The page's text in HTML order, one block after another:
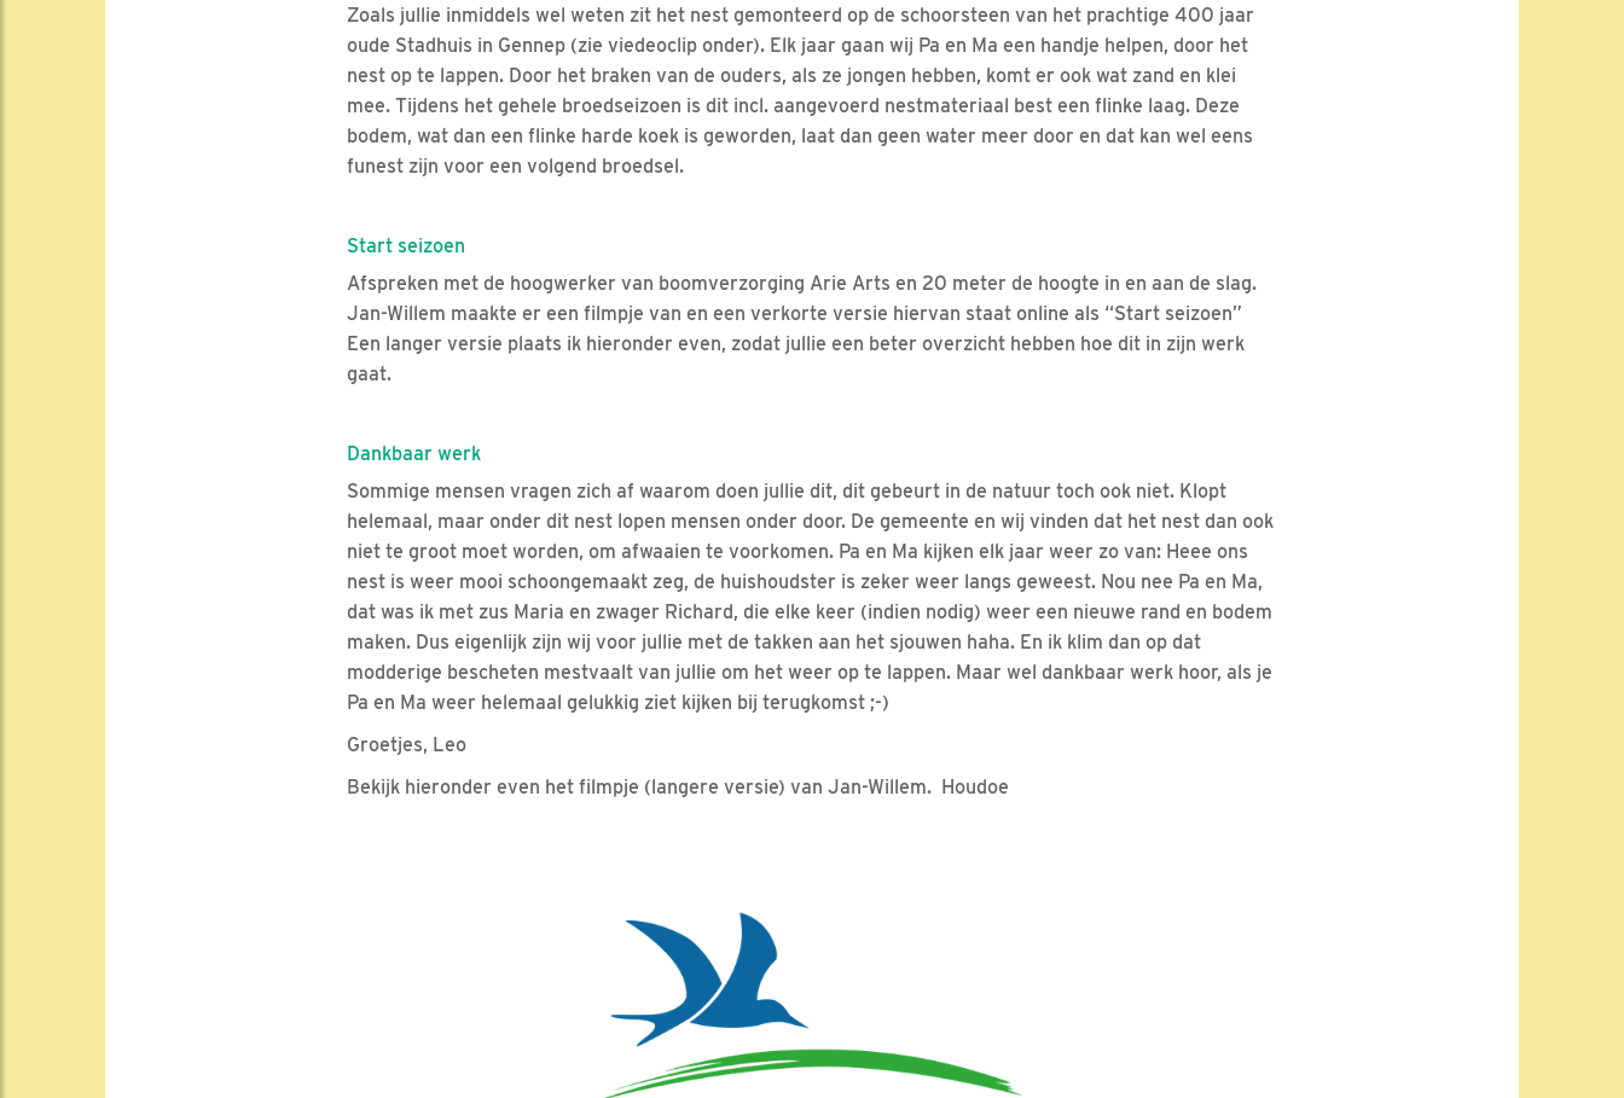
Zoals jullie inmiddels wel weten zit het nest gemonteerd op de schoorsteen van het prachtige 400 jaar
oude Stadhuis in Gennep (zie viedeoclip onder). Elk jaar gaan wij Pa en Ma een handje helpen, door het
nest op te lappen. Door het braken van de ouders, als ze jongen hebben, komt er ook wat zand en klei
mee. Tijdens het gehele broedseizoen is dit incl. aangevoerd nestmateriaal best een flinke laag. Deze
bodem, wat dan een flinke harde koek is geworden, laat dan geen water meer door en dat kan wel eens
funest zijn voor een volgend broedsel.
Start seizoen
Afspreken met de hoogwerker van boomverzorging Arie Arts en 20 meter de hoogte in en aan de slag.
Jan-Willem maakte er een filmpje van en een verkorte versie hiervan staat online als “Start seizoen”
Een langer versie plaats ik hieronder even, zodat jullie een beter overzicht hebben hoe dit in zijn werk
gaat.
Dankbaar werk
Sommige mensen vragen zich af waarom doen jullie dit, dit gebeurt in de natuur toch ook niet. Klopt
helemaal, maar onder dit nest lopen mensen onder door. De gemeente en wij vinden dat het nest dan ook
niet te groot moet worden, om afwaaien te voorkomen. Pa en Ma kijken elk jaar weer zo van: Heee ons
nest is weer mooi schoongemaakt zeg, de huishoudster is zeker weer langs geweest. Nou nee Pa en Ma,
dat was ik met zus Maria en zwager Richard, die elke keer (indien nodig) weer een nieuwe rand en bodem
maken. Dus eigenlijk zijn wij voor jullie met de takken aan het sjouwen haha. En ik klim dan op dat
modderige bescheten mestvaalt van jullie om het weer op te lappen. Maar wel dankbaar werk hoor, als je
Pa en Ma weer helemaal gelukkig ziet kijken bij terugkomst ;-)
Groetjes, Leo
Bekijk hieronder even het filmpje (langere versie) van Jan-Willem. Houdoe